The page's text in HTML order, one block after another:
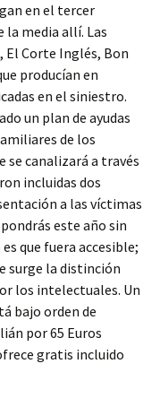
en el tercer
la media allí. Las
Corte Inglés, Bon
producían en
en el siniestro.
un plan de ayudas
de los
se canalizará a través
incluidas dos
a las víctimas
este año sin
que fuera accesible;
surge la distinción
los intelectuales. Un
bajo orden de
por 65 Euros
gratis incluido